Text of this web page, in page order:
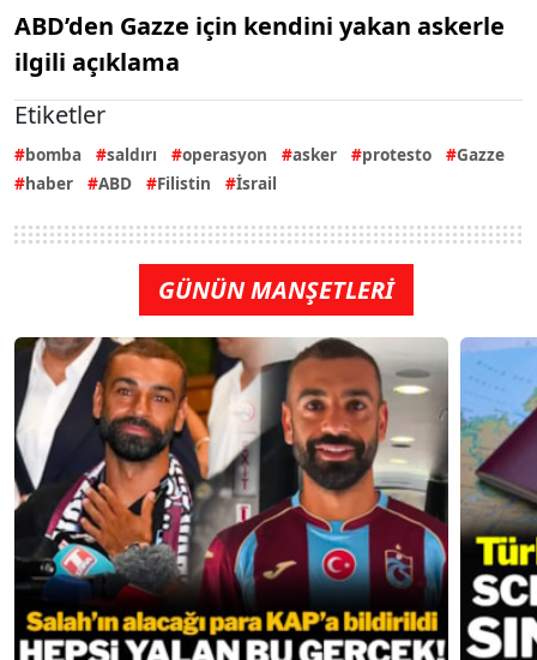
ABD’den Gazze için kendini yakan askerle
ilgili açıklama
Etiketler
bomba saldırı operasyon asker protesto
Gazze
haber
ABD Filistin İsrail
GÜNÜN MANŞETLERİ